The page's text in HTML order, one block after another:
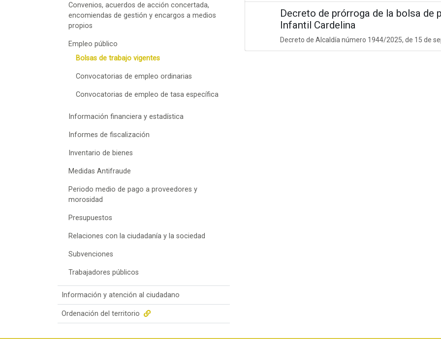
Convenios, acuerdos de acción concertada,
encomiendas de gestión y encargos a medios
propios
Empleo público
Bolsas de trabajo vigentes
Convocatorias de empleo ordinarias
Convocatorias de empleo de tasa específica
Información financiera y estadística
Informes de fiscalización
Inventario de bienes
Medidas Antifraude
Periodo medio de pago a proveedores y
morosidad
Presupuestos
Relaciones con la ciudadanía y la sociedad
Subvenciones
Trabajadores públicos
Información y atención al ciudadano
Ordenación del territorio
Decreto de prórroga de la bolsa de
Infantil Cardelina
Decreto de Alcaldía número 1944/2025, de 15 de